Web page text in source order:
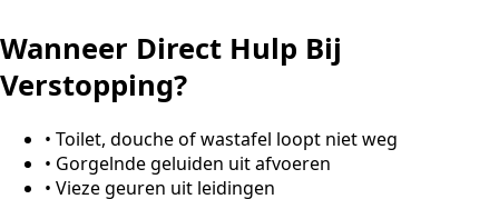
Wanneer Direct Hulp Bij
Verstopping?
• Toilet, douche of wastafel loopt niet weg
• Gorgelnde geluiden uit afvoeren
• Vieze geuren uit leidingen